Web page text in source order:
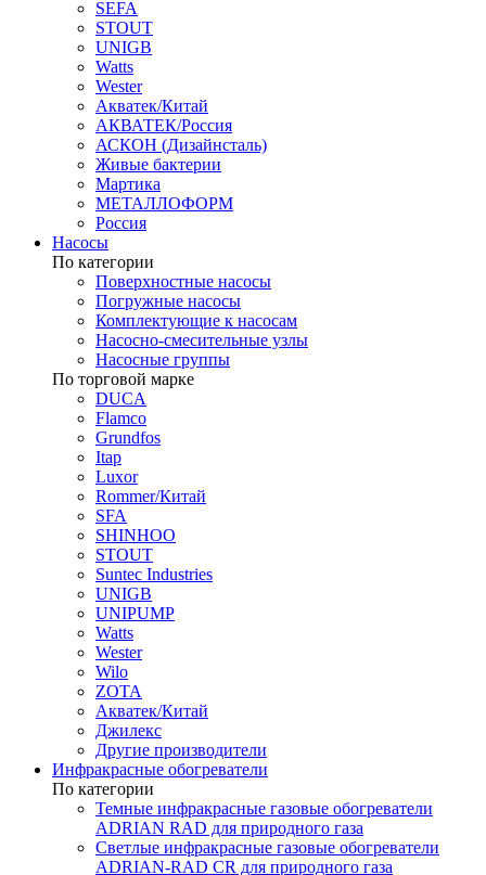
SEFA
STOUT
UNIGB
Watts
Wester
Акватек/Китай
АКВАТЕК/Россия
АСКОН (Дизайнсталь)
Живые бактерии
Мартика
МЕТАЛЛОФОРМ
Россия
Насосы
По категории
Поверхностные насосы
Погружные насосы
Комплектующие к насосам
Насосно-смесительные узлы
Насосные группы
По торговой марке
DUCA
Flamco
Grundfos
Itap
Luxor
Rommer/Китай
SFA
SHINHOO
STOUT
Suntec Industries
UNIGB
UNIPUMP
Watts
Wester
Wilo
ZOTA
Акватек/Китай
Джилекс
Другие производители
Инфракрасные обогреватели
По категории
Темные инфракрасные газовые обогреватели
ADRIAN RAD для природного газа
Светлые инфракрасные газовые обогреватели
ADRIAN-RAD CR для природного газа